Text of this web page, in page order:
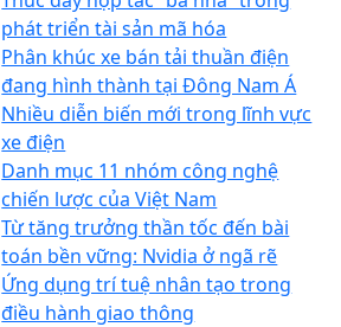
phát triển tài sản mã hóa
Phân khúc xe bán tải thuần điện
đang hình thành tại Đông Nam Á
Nhiều diễn biến mới trong lĩnh vực
xe điện
Danh mục 11 nhóm công nghệ
chiến lược của Việt Nam
Từ tăng trưởng thần tốc đến bài
toán bền vững: Nvidia ở ngã rẽ
Ứng dụng trí tuệ nhân tạo trong
điều hành giao thông